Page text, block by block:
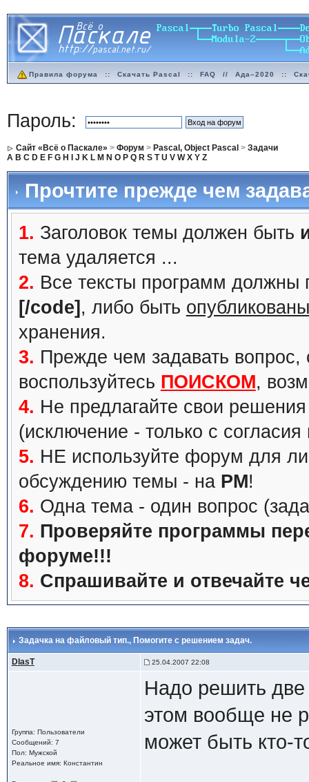
Правила форума :: Скачать Pascal :: FAQ // Ада–2020 ::
Пароль:
Сайт «Всё о Паскале» > Форум > Pascal, Object Pascal > Задачи
A B C D E F G H J K L M N O P Q R S T U V W X Y Z
Прочтите прежде чем
1. Заголовок темы должен быть
тема удаляется ...
2. Все тексты программ должны
[/code] , либо быть
хранения.
3. Прежде чем задавать вопрос,
воспользуйтесь ПОИСКОМ,
4. Не предлагайте свои
(исключение - только с
5. НЕ используйте форум для
обсуждению темы - на PM!
6. Одна тема - один вопрос
7. Проверяйте программы
форуме!!!
8. Спрашивайте и отвечайте
Задачка на файловый тип., Помогите с решением задач.
DIasT 25.04.2007 22:08
Группа: Пользователи
Сообщений: 7
Пол: Мужской
Реальное имя: Константин
Надо решить
этом вообще не
может быть кто-